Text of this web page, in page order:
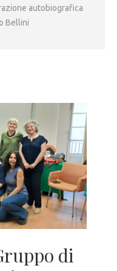
autobiografica
Bellini
di